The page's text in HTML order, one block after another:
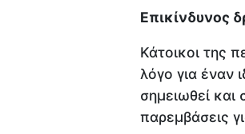
Επικίνδυνος
Κάτοικοι της
λόγο για έναν
σημειωθεί
παρεμβάσεις